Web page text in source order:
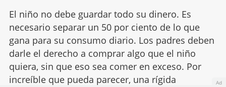
El niño no debe guardar todo su dinero. Es
necesario separar un 50 por ciento de lo que
gana para su consumo diario. Los padres deben
darle el derecho a comprar algo que el niño
quiera, sin que eso sea comer en exceso. Por
increíble que pueda parecer, una rígida
Ad